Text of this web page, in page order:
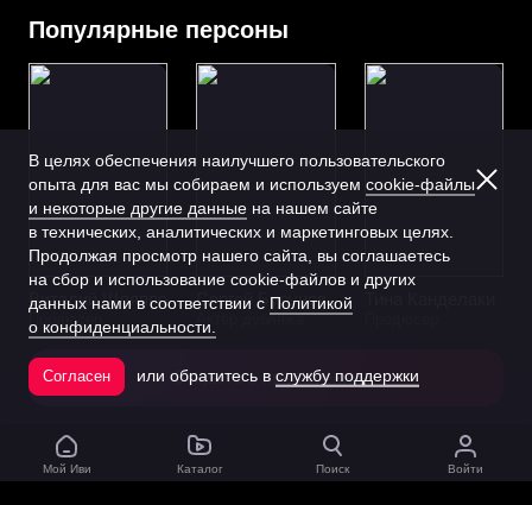
Популярные персоны
Виталий Шляппо
Продюсер
Сергей Бурунов
Актёр дубляжа
Открыть в приложении
Мой Иви Каталог Поиск Войти
В целях обеспечения наилучшего пользовательского
опыта для вас мы собираем и используем cookie-файлы
и некоторые другие данные на нашем сайте
в технических, аналитических и маркетинговых целях.
Продолжая просмотр нашего сайта, вы соглашаетесь
на сбор и использование cookie-файлов и других
данных нами в соответствии с Политикой
о конфиденциальности.
Согласен или обратитесь в службу поддержки